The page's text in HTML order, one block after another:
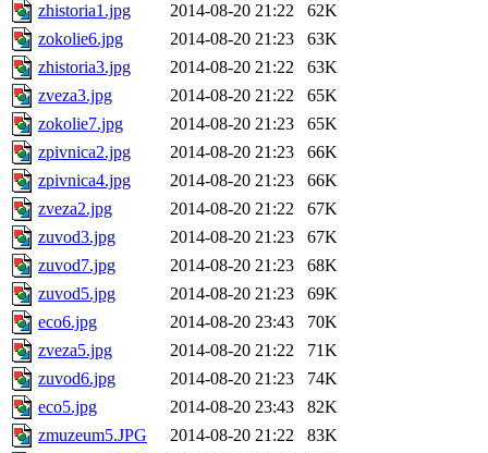
zhistoria1.jpg
2014-08-20 21:22
62K
zokolie6.jpg
2014-08-20 21:23
63K
zhistoria3.jpg
2014-08-20 21:22
63K
zveza3.jpg
2014-08-20 21:22
65K
zokolie7.jpg
2014-08-20 21:23
65K
zpivnica2.jpg
2014-08-20 21:23
66K
zpivnica4.jpg
2014-08-20 21:23
66K
zveza2.jpg
2014-08-20 21:22
67K
zuvod3.jpg
2014-08-20 21:23
67K
zuvod7.jpg
2014-08-20 21:23
68K
zuvod5.jpg
2014-08-20 21:23
69K
eco6.jpg
2014-08-20 23:43
70K
zveza5.jpg
2014-08-20 21:22
71K
zuvod6.jpg
2014-08-20 21:23
74K
eco5.jpg
2014-08-20 23:43
82K
zmuzeum5.JPG
2014-08-20 21:22
83K